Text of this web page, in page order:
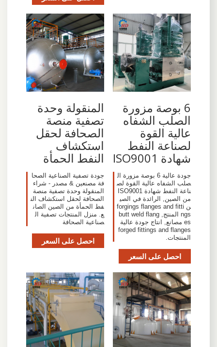
6 بوصة مزورة
الصلب الشفاه
عالية القوة
لصناعة النفط
شهادة ISO9001
جودة عالية 6 بوصة مزورة ال
صلب الشفاه عالية القوة لص
ناعة النفط شهادة ISO9001
من الصين, الرائدة في الصي
ن forgings flanges and fitti
ngs المنتج, butt weld flang
es مصانع, انتاج جودة عالية
forged fittings and flanges
المنتجات.
احصل على السعر
المنقولة وحدة
تصفية منصة
الصحافة لحقل
استكشاف
النفط الحمأة
جودة تصفية الصناعية الصحا
فة مصنعين & مصدر - شراء
المنقولة وحدة تصفية منصة
الصحافة لحقل استكشاف الن
فط الحمأة من الصين الصان
ع. منزل المنتجات تصفية ال
صناعية الصحافة
احصل على السعر